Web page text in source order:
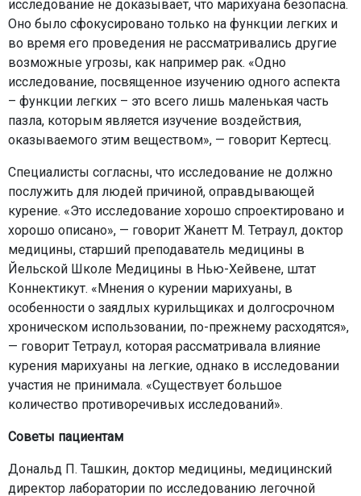
исследование не доказывает, что марихуана безопасна.
Оно было сфокусировано только на функции легких и
во время его проведения не рассматривались другие
возможные угрозы, как например рак. «Одно
исследование, посвященное изучению одного аспекта
– функции легких – это всего лишь маленькая часть
пазла, которым является изучение воздействия,
оказываемого этим веществом», — говорит Кертесц.
Специалисты согласны, что исследование не должно
послужить для людей причиной, оправдывающей
курение. «Это исследование хорошо спроектировано и
хорошо описано», — говорит Жанетт М. Тетраул, доктор
медицины, старший преподаватель медицины в
Йельской Школе Медицины в Нью-Хейвене, штат
Коннектикут. «Мнения о курении марихуаны, в
особенности о заядлых курильщиках и долгосрочном
хроническом использовании, по-прежнему расходятся»,
— говорит Тетраул, которая рассматривала влияние
курения марихуаны на легкие, однако в исследовании
участия не принимала. «Существует большое
количество противоречивых исследований».
Советы пациентам
Дональд П. Ташкин, доктор медицины, медицинский
директор лаборатории по исследованию легочной